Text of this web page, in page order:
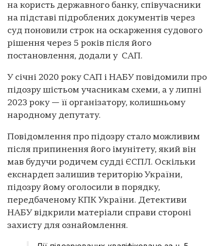
на користь державного банку, співучасники
на підставі підроблених документів через
суд поновили строк на оскарження судового
рішення через 5 років після його
постановлення, додали у САП.
У січні 2020 року САП і НАБУ повідомили про
підозру шістьом учасникам схеми, а у липні
2023 року — її організатору, колишньому
народному депутату.
Повідомлення про підозру стало можливим
після припинення його імунітету, який він
мав будучи родичем судді ЄСПЛ. Оскільки
екснардеп залишив територію України,
підозру йому оголосили в порядку,
передбаченому КПК України. Детективи
НАБУ відкрили матеріали справи стороні
захисту для ознайомлення.